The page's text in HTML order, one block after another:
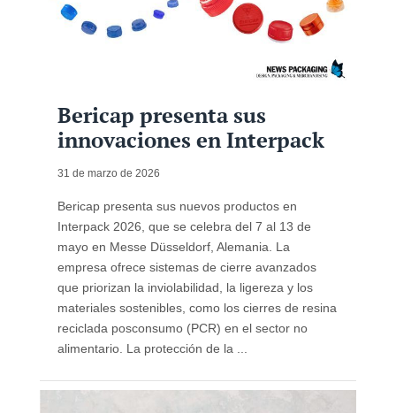
Bericap presenta sus
innovaciones en Interpack
31 de marzo de 2026
Bericap presenta sus nuevos productos en
Interpack 2026, que se celebra del 7 al 13 de
mayo en Messe Düsseldorf, Alemania. La
empresa ofrece sistemas de cierre avanzados
que priorizan la inviolabilidad, la ligereza y los
materiales sostenibles, como los cierres de resina
reciclada posconsumo (PCR) en el sector no
alimentario. La protección de la ...